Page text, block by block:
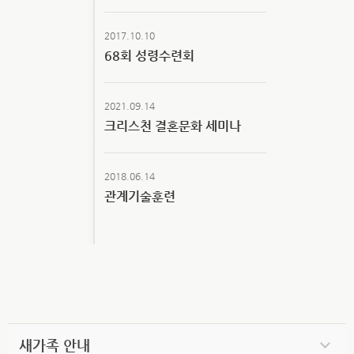
2017.10.10
68회 성령수련회
2021.09.14
크리스천 결혼문화 세미나
2018.06.14
관계기술훈련
새가족 안내